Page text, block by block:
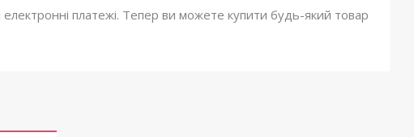
електронні платежі. Тепер ви можете купити будь-який товар